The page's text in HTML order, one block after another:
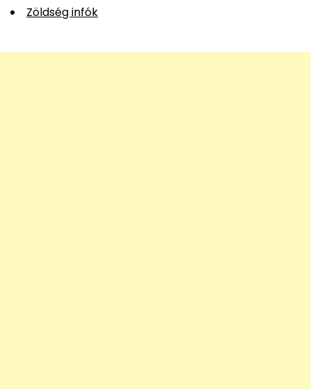
Zöldség infók